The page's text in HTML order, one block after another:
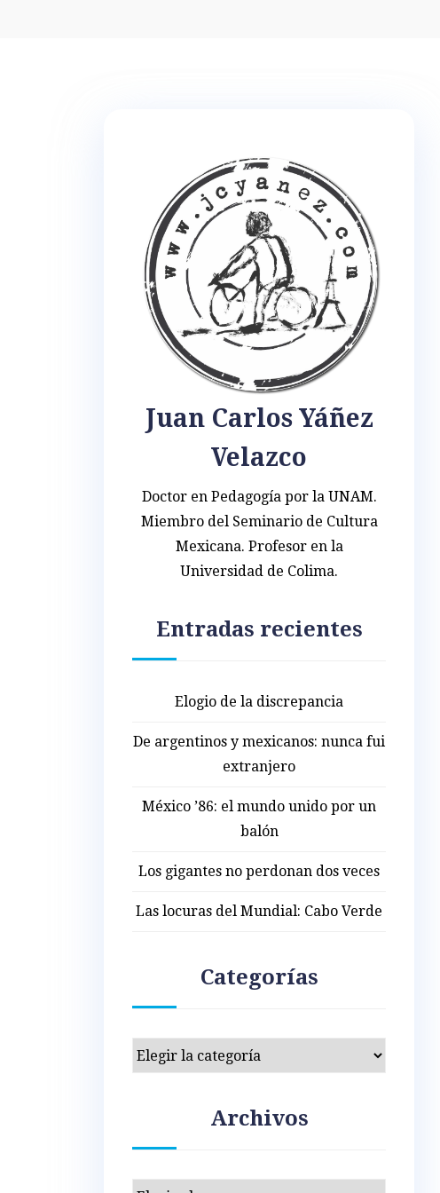
Juan Carlos Yáñez
Velazco
Doctor en Pedagogía por la UNAM.
Miembro del Seminario de Cultura
Mexicana. Profesor en la
Universidad de Colima.
Entradas recientes
Elogio de la discrepancia
De argentinos y mexicanos: nunca fui
extranjero
México ’86: el mundo unido por un
balón
Los gigantes no perdonan dos veces
Las locuras del Mundial: Cabo Verde
Categorías
Categorías
Archivos